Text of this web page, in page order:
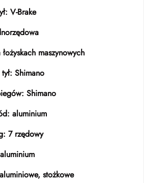
V-Brake
maszynowych
Shimano
Shimano
aluminium
7 rzędowy
stożkowe